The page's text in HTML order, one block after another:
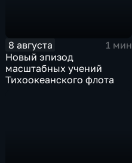
8 августа
1 мин
Новый эпизод
масштабных учений
Тихоокеанского флота